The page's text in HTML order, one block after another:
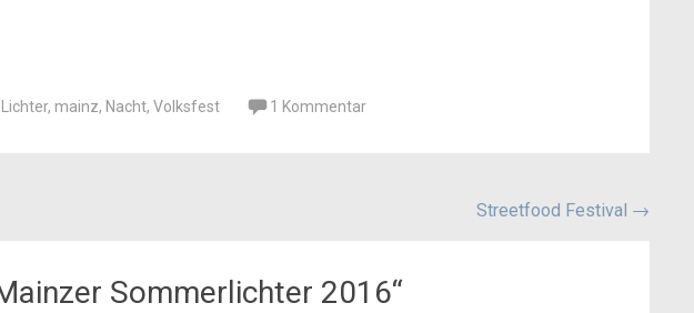
Lichter, mainz, Nacht, Volksfest 1 Kommentar
Streetfood Festival →
Sommerlichter 2016“